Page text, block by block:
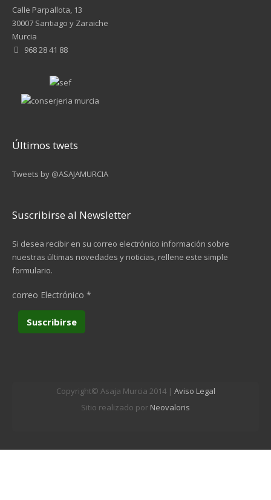
Calle Parpallota, 13
30007 Santiago y Zaraiche
Murcia
968 28 41 88
Últimos twets
Tweets by @ASAJAMURCIA
Suscribirse al Newsletter
Si desea recibir en su correo electrónico información sobre
nuestras últimas novedades y noticias, rellene este simple
formulario.
correo Electrónico *
Copyright© Asaja Murcia 2014 | Aviso Legal
Sitio realizado por Neovaloris